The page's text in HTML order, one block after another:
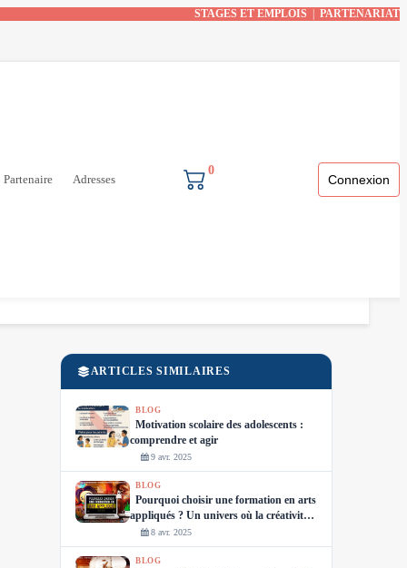
STAGES ET EMPLOIS PARTENARIAT
Partenaire Adresses
0
Connexion
ARTICLES SIMILAIRES
BLOG
Motivation scolaire des adolescents :
comprendre et agir
9 avr. 2025
BLOG
Pourquoi choisir une formation en arts
appliqués ? Un univers où la créativité
devient métier
8 avr. 2025
BLOG